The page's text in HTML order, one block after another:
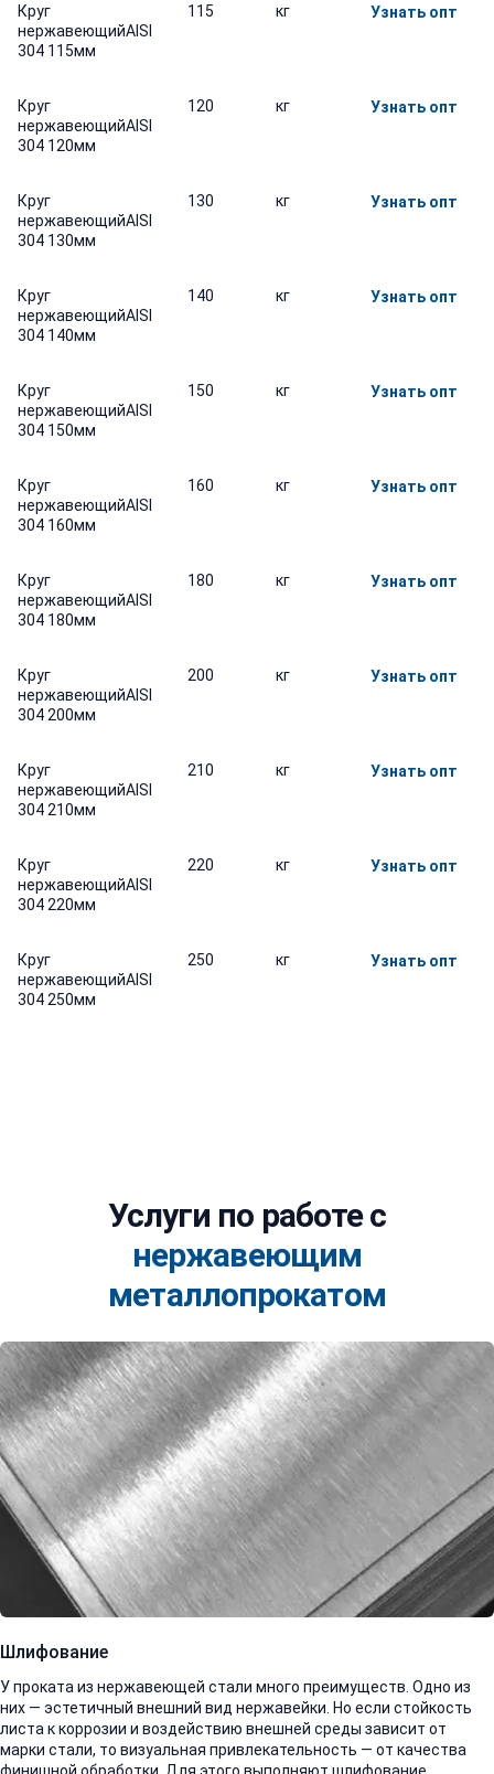
Круг
нержавеющийAISI
304 115мм
115 кг Узнать опт
Круг
нержавеющийAISI
304 120мм
120 кг Узнать опт
Круг
нержавеющийAISI
304 130мм
130 кг Узнать опт
Круг
нержавеющийAISI
304 140мм
140 кг Узнать опт
Круг
нержавеющийAISI
304 150мм
150 кг Узнать опт
Круг
нержавеющийAISI
304 160мм
160 кг Узнать опт
Круг
нержавеющийAISI
304 180мм
180 кг Узнать опт
Круг
нержавеющийAISI
304 200мм
200 кг Узнать опт
Круг
нержавеющийAISI
304 210мм
210 кг Узнать опт
Круг
нержавеющийAISI
304 220мм
220 кг Узнать опт
Круг
нержавеющийAISI
304 250мм
250 кг Узнать опт
Услуги по работе с
нержавеющим
металлопрокатом
Шлифование
У проката из нержавеющей стали много преимуществ. Одно из
них — эстетичный внешний вид нержавейки. Но если стойкость
листа к коррозии и воздействию внешней среды зависит от
марки стали, то визуальная привлекательность — от качества